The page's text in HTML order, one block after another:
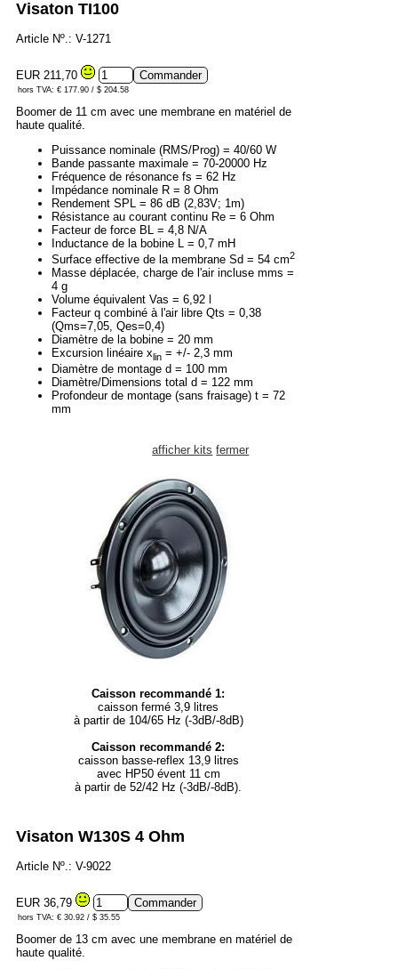
Visaton TI100
Article Nº.: V-1271
EUR 211,70
hors TVA: € 177.90 / $ 204.58
Boomer de 11 cm avec une membrane en matériel de
haute qualité.
Puissance nominale (RMS/Prog) = 40/60 W
Bande passante maximale = 70-20000 Hz
Fréquence de résonance fs = 62 Hz
Impédance nominale R = 8 Ohm
Rendement SPL = 86 dB (2,83V; 1m)
Résistance au courant continu Re = 6 Ohm
Facteur de force BL = 4,8 N/A
Inductance de la bobine L = 0,7 mH
Surface effective de la membrane Sd = 54 cm2
Masse déplacée, charge de l'air incluse mms =
4 g
Volume équivalent Vas = 6,92 l
Facteur q combiné à l'air libre Qts = 0,38
(Qms=7,05, Qes=0,4)
Diamètre de la bobine = 20 mm
Excursion linéaire xlin = +/- 2,3 mm
Diamètre de montage d = 100 mm
Diamètre/Dimensions total d = 122 mm
Profondeur de montage (sans fraisage) t = 72
mm
afficher kits fermer
Caisson recommandé 1:
caisson fermé 3,9 litres
à partir de 104/65 Hz (-3dB/-8dB)
Caisson recommandé 2:
caisson basse-reflex 13,9 litres
avec HP50 évent 11 cm
à partir de 52/42 Hz (-3dB/-8dB).
Visaton W130S 4 Ohm
Article Nº.: V-9022
EUR 36,79
hors TVA: € 30.92 / $ 35.55
Boomer de 13 cm avec une membrane en matériel de
haute qualité.